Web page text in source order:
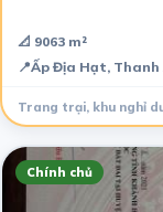
📐 9063 m²
📍Ấp Địa Hạt, Thanh
Trang trại, khu nghỉ
Chính chủ